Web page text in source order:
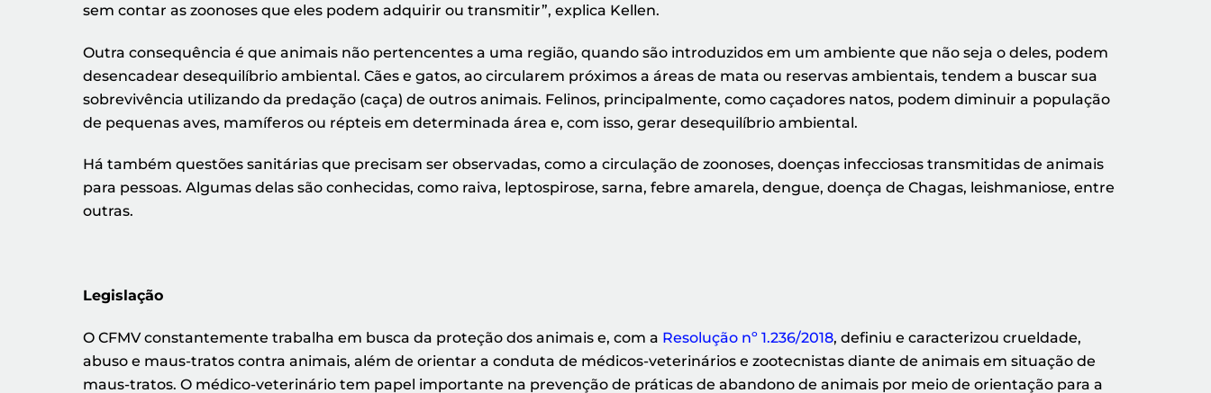
sem contar as zoonoses que eles podem adquirir ou transmitir”, explica Kellen.
Outra consequência é que animais não pertencentes a uma região, quando são introduzidos em um ambiente que não seja o deles, podem
desencadear desequilíbrio ambiental. Cães e gatos, ao circularem próximos a áreas de mata ou reservas ambientais, tendem a buscar sua
sobrevivência utilizando da predação (caça) de outros animais. Felinos, principalmente, como caçadores natos, podem diminuir a população
de pequenas aves, mamíferos ou répteis em determinada área e, com isso, gerar desequilíbrio ambiental.
Há também questões sanitárias que precisam ser observadas, como a circulação de zoonoses, doenças infecciosas transmitidas de animais
para pessoas. Algumas delas são conhecidas, como raiva, leptospirose, sarna, febre amarela, dengue, doença de Chagas, leishmaniose, entre
outras.
Legislação
O CFMV constantemente trabalha em busca da proteção dos animais e, com a Resolução nº 1.236/2018, definiu e caracterizou crueldade,
abuso e maus-tratos contra animais, além de orientar a conduta de médicos-veterinários e zootecnistas diante de animais em situação de
maus-tratos. O médico-veterinário tem papel importante na prevenção de práticas de abandono de animais por meio de orientação para a